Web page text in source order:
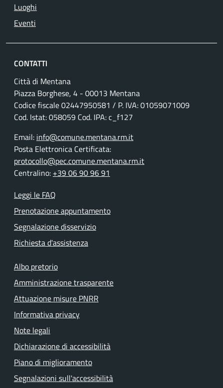
Luoghi
Eventi
CONTATTI
Città di Mentana
Piazza Borghese, 4 - 00013 Mentana
Codice fiscale02447950581 / P. IVA:01059071009
Cod. Istat: 058059 Cod. IPA: c_f127
Email: info@comune.mentana.rm.it
Posta Elettronica Certificata:
protocollo@pec.comune.mentana.rm.it
Centralino: +39 06 90 96 91
Leggi le FAQ
Prenotazione appuntamento
Segnalazione disservizio
Richiesta d'assistenza
Albo pretorio
Amministrazione trasparente
Attuazione misure PNRR
Informativa privacy
Note legali
Dichiarazione di accessibilità
Piano di miglioramento
Segnalazioni sull'accessibilità